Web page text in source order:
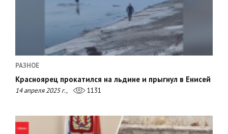
РАЗНОЕ
Красноярец прокатился на льдине и прыгнул в Енисей
14 апреля 2025 г., 1131